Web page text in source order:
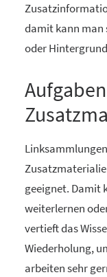
damit kann man
oder
geeignet. Damit
weiterlernen
vertieft das
Wiederholung,
arbeiten sehr